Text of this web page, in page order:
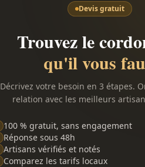
Devis gratuit
Trouvez le
qu'il vous
Décrivez votre besoin en 3 étapes.
relation avec les meilleurs
100 % gratuit, sans engagement
Réponse sous 48h
Artisans vérifiés et notés
Comparez les tarifs locaux